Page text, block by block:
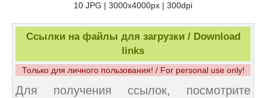
10 JPG | 3000x4000px | 300dpi
Ссылки на файлы для загрузки / Download
links
Только для личного пользования! / For personal use only!
Для получения ссылок, посмотрите